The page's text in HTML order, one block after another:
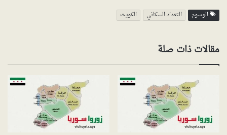
الوسوم التعداد السكاني الكويت
مقالات ذات صلة